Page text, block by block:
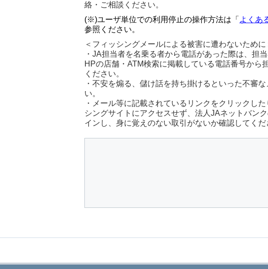
絡・ご相談ください。
(※)ユーザ単位での利用停止の操作方法は「 よくあ
参照ください。
＜フィッシングメールによる被害に遭わないために
・JA担当者を名乗る者から電話があった際は、担
HPの店舗・ATM検索に掲載している電話番号から
ください。
・不安を煽る、儲け話を持ち掛けるといった不審
い。
・メール等に記載されているリンクをクリックし
シングサイトにアクセスせず、法人JAネットバン
インし、身に覚えのない取引がないか確認してくだ